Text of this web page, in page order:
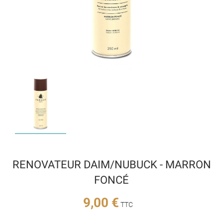
RENOVATEUR DAIM/NUBUCK - MARRON
FONCÉ
9,00 € TTC